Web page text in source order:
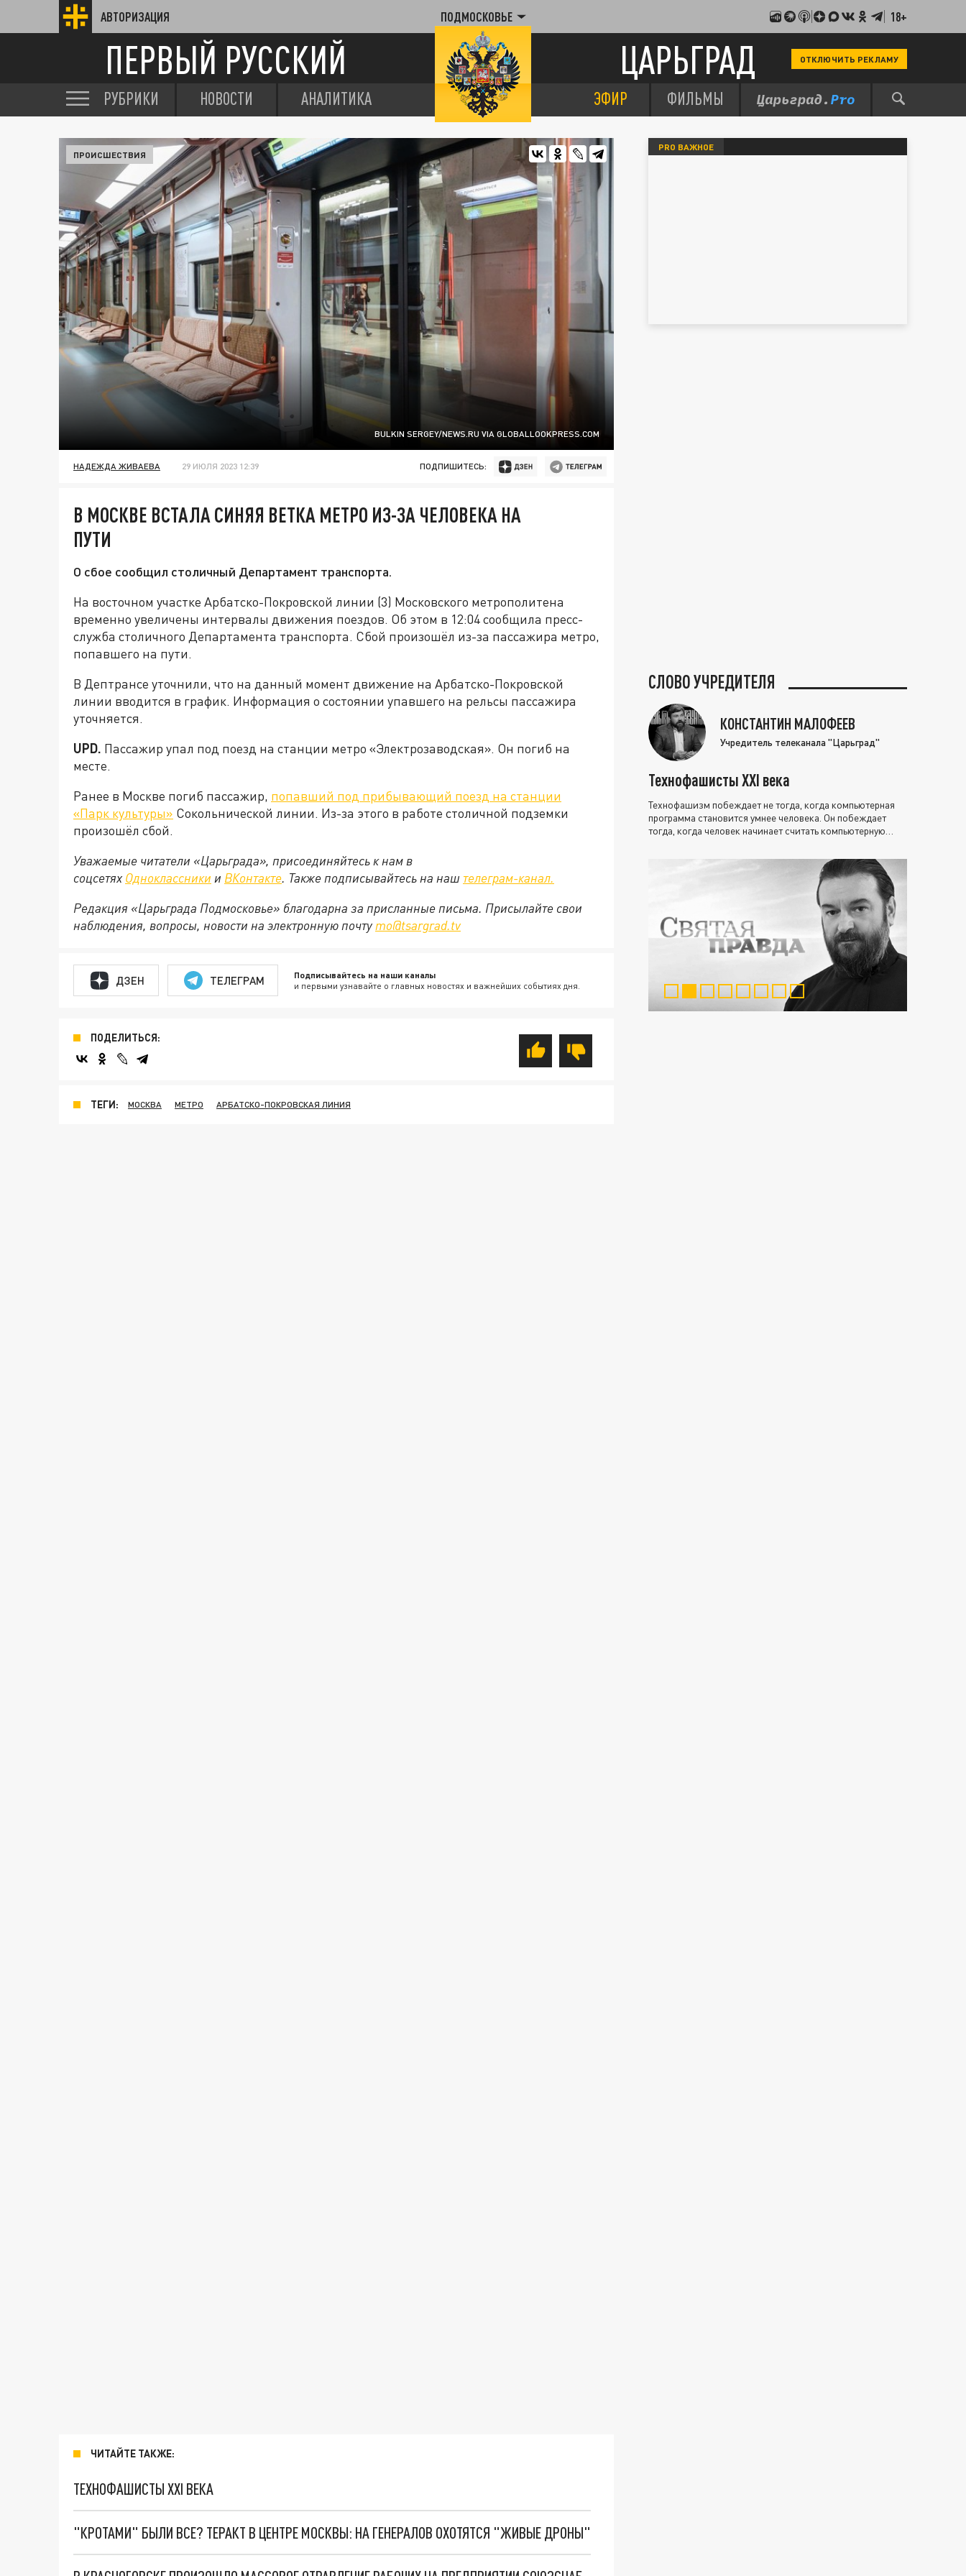
АВТОРИЗАЦИЯ ПОДМОСКОВЬЕ 18+
ПЕРВЫЙ РУССКИЙ ЦАРЬГРАД ОТКЛЮЧИТЬ РЕКЛАМУ
РУБРИКИ НОВОСТИ АНАЛИТИКА ЭФИР ФИЛЬМЫ
BULKIN SERGEY/NEWS.RU VIA GLOBALLOOKPRESS.COM
ПРОИСШЕСТВИЯ
НАДЕЖДА ЖИВАЕВА 29 ИЮЛЯ 2023 12:39 ПОДПИШИТЕСЬ:
В МОСКВЕ ВСТАЛА СИНЯЯ ВЕТКА МЕТРО ИЗ-ЗА ЧЕЛОВЕКА НА
ПУТИ
О сбое сообщил столичный Департамент транспорта.
На восточном участке Арбатско-Покровской линии (3) Московского метрополитена
временно увеличены интервалы движения поездов. Об этом в 12:04 сообщила пресс-
служба столичного Департамента транспорта. Сбой произошёл из-за пассажира метро,
попавшего на пути.
В Дептрансе уточнили, что на данный момент движение на Арбатско-Покровской
линии вводится в график. Информация о состоянии упавшего на рельсы пассажира
уточняется.
UPD. Пассажир упал под поезд на станции метро «Электрозаводская». Он погиб на
месте.
Ранее в Москве погиб пассажир, попавший под прибывающий поезд на станции
«Парк культуры» Сокольнической линии. Из-за этого в работе столичной подземки
произошёл сбой.
Уважаемые читатели «Царьграда», присоединяйтесь к нам в
соцсетях Одноклассники и ВКонтакте. Также подписывайтесь на наш телеграм-канал.
Редакция «Царьграда Подмосковье» благодарна за присланные письма. Присылайте свои
наблюдения, вопросы, новости на электронную почту mo@tsargrad.tv
ДЗЕН ТЕЛЕГРАМ Подписывайтесь на наши каналы
и первыми узнавайте о главных новостях и важнейших событиях дня.
ПОДЕЛИТЬСЯ:
ТЕГИ: МОСКВА МЕТРО АРБАТСКО-ПОКРОВСКАЯ ЛИНИЯ
ЧИТАЙТЕ ТАКЖЕ:
ТЕХНОФАШИСТЫ XXI ВЕКА
"КРОТАМИ" БЫЛИ ВСЕ? ТЕРАКТ В ЦЕНТРЕ МОСКВЫ: НА ГЕНЕРАЛОВ ОХОТЯТСЯ "ЖИВЫЕ ДРОНЫ"
PRO ВАЖНОЕ
СЛОВО УЧРЕДИТЕЛЯ
КОНСТАНТИН МАЛОФЕЕВ
Учредитель телеканала "Царьград"
Технофашисты XXI века
Технофашизм побеждает не тогда, когда компьютерная
программа становится умнее человека. Он побеждает
тогда, когда человек начинает считать компьютерную